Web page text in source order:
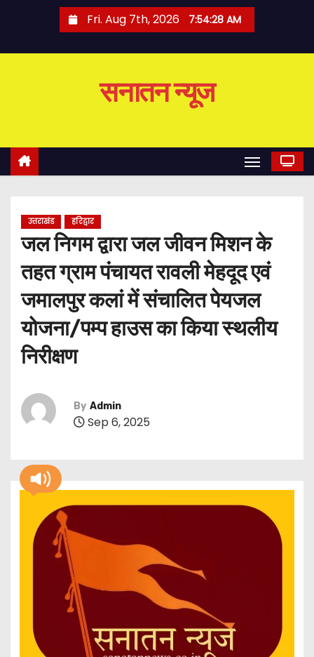
o
Fri. Aug 7th, 2026 7:54:29 AM
सनातन न्यूज
उत्तराखंड हरिद्वार
जल निगम द्वारा जल जीवन मिशन के
तहत ग्राम पंचायत रावली मेहदूद एवं
जमालपुर कलां में संचालित पेयजल
योजना/पम्प हाउस का किया स्थलीय
निरीक्षण
By Admin
Sep 6, 2025